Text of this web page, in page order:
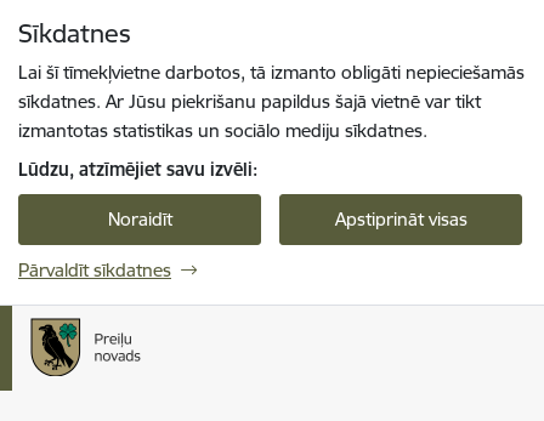
Sīkdatnes
Lai šī tīmekļvietne darbotos, tā izmanto obligāti nepieciešamās
sīkdatnes. Ar Jūsu piekrišanu papildus šajā vietnē var tikt
izmantotas statistikas un sociālo mediju sīkdatnes.
Lūdzu, atzīmējiet savu izvēli:
Noraidīt Apstiprināt visas
Pārvaldīt sīkdatnes